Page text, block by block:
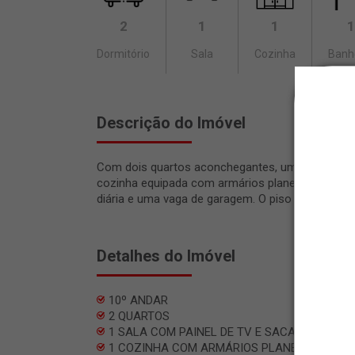
2
Dormitório
1
Sala
1
Cozinha
1
Descrição do Imóvel
Com dois quartos aconchegantes, uma sala
cozinha equipada com armários planejados e
diária e uma vaga de garagem. O piso em
Detalhes do Imóvel
10º ANDAR
2 QUARTOS
1 SALA COM PAINEL DE TV E SACADA
1 COZINHA COM ARMÁRIOS PLANEJADOS E